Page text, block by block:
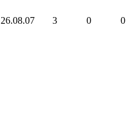
26.08.07 3 0 0